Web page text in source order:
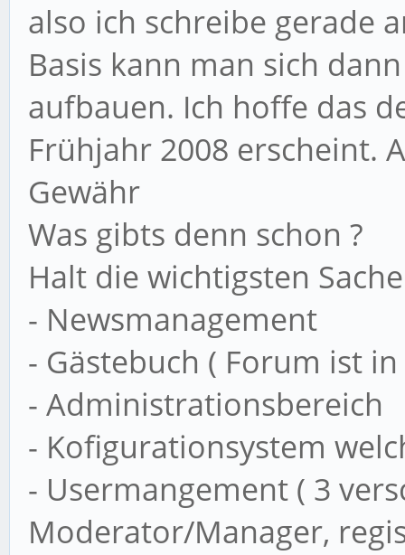
also ich schreibe gerade
Basis kann man sich
aufbauen. Ich hoffe das
Frühjahr 2008 erscheint.
Gewähr
Was gibts denn schon ?
Halt die wichtigsten
- Newsmanagement
- Gästebuch ( Forum ist
- Administrationsbereich
- Kofigurationsystem
- Usermangement ( 3
Moderator/Manager,